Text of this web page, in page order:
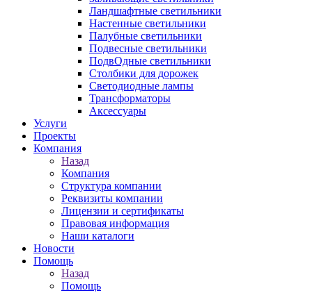
Ландшафтные светильники
Настенные светильники
Палубные светильники
Подвесные светильники
ПодвОдные светильники
Столбики для дорожек
Светодиодные лампы
Трансформаторы
Аксессуары
Услуги
Проекты
Компания
Назад
Компания
Структура компании
Реквизиты компании
Лицензии и сертификаты
Правовая информация
Наши каталоги
Новости
Помощь
Назад
Помощь